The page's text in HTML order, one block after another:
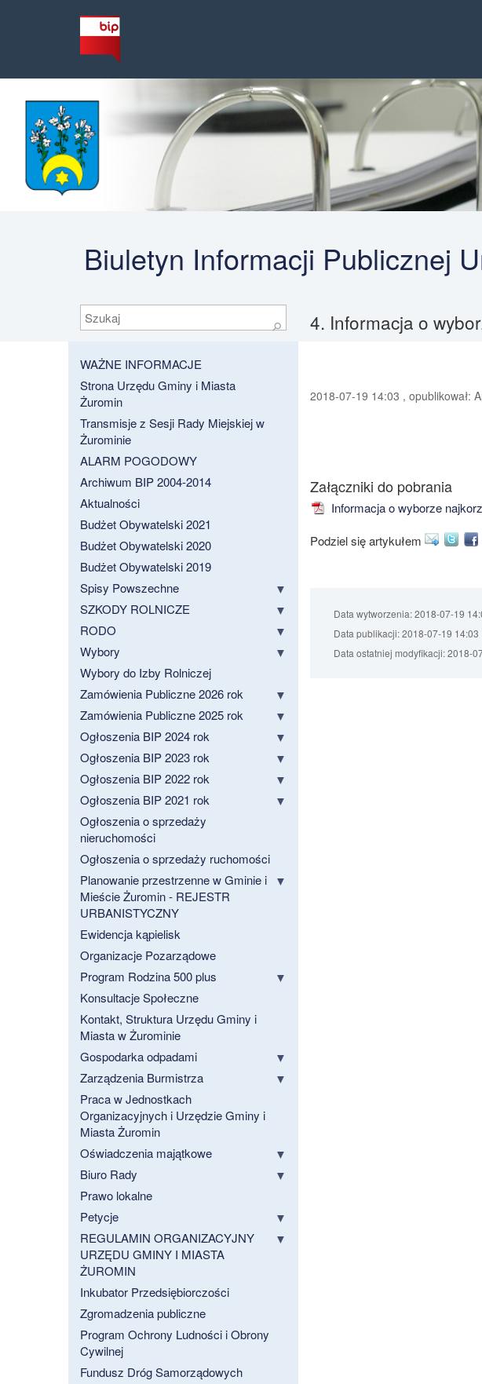
Biuletyn Informacji Publicznej
Szukaj
⚲ 4. Informacja o
WAŻNE INFORMACJE
Strona Urzędu Gminy i Miasta
Żuromin
Transmisje z Sesji Rady Miejskiej w
Żurominie
ALARM POGODOWY
Archiwum BIP 2004-2014
Aktualności
Budżet Obywatelski 2021
Budżet Obywatelski 2020
Budżet Obywatelski 2019
Spisy Powszechne
SZKODY ROLNICZE
RODO
Wybory
Wybory do Izby Rolniczej
Zamówienia Publiczne 2026 rok
Zamówienia Publiczne 2025 rok
Ogłoszenia BIP 2024 rok
Ogłoszenia BIP 2023 rok
Ogłoszenia BIP 2022 rok
Ogłoszenia BIP 2021 rok
Ogłoszenia o sprzedaży
nieruchomości
Ogłoszenia o sprzedaży ruchomości
Planowanie przestrzenne w Gminie i
Mieście Żuromin - REJESTR
URBANISTYCZNY
Ewidencja kąpielisk
Organizacje Pozarządowe
Program Rodzina 500 plus
Konsultacje Społeczne
Kontakt, Struktura Urzędu Gminy i
Miasta w Żurominie
Gospodarka odpadami
Zarządzenia Burmistrza
Praca w Jednostkach
Organizacyjnych i Urzędzie Gminy i
Miasta Żuromin
Oświadczenia majątkowe
Biuro Rady
Prawo lokalne
Petycje
REGULAMIN ORGANIZACYJNY
URZĘDU GMINY I MIASTA
ŻUROMIN
Inkubator Przedsiębiorczości
Zgromadzenia publiczne
Program Ochrony Ludności i Obrony
Cywilnej
Fundusz Dróg Samorządowych
2018-07-19 14:03 , opublikował:
Załączniki do pobrania
Informacja o wyborze
Podziel się artykułem
Data wytworzenia:2018-07-19
Data publikacji:2018-07-19 14:03
Data ostatniej modyfikacji:2018-